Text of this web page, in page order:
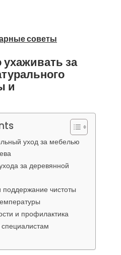
советы
за
и
уход за мебелью
за деревянной
поддержание чистоты
и профилактика